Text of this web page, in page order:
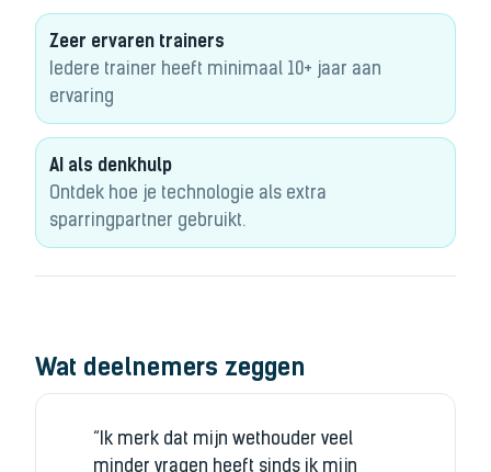
Zeer ervaren trainers
Iedere trainer heeft minimaal 10+ jaar aan
ervaring
AI als denkhulp
Ontdek hoe je technologie als extra
sparringpartner gebruikt.
Wat deelnemers zeggen
“Ik merk dat mijn wethouder veel
minder vragen heeft sinds ik mijn